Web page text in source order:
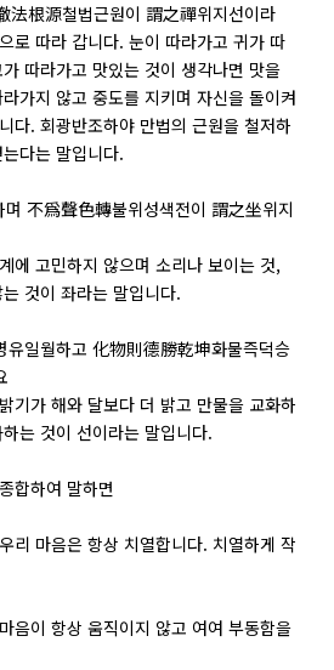
法根源철법근원이 謂之禪위지선이라
로 따라 갑니다. 눈이 따라가고 귀가 따
따라가고 맛있는 것이 생각나면 맛을
가지 않고 중도를 지키며 자신을 돌이켜
다. 회광반조하야 만법의 근원을 철저하
다는 말입니다.
不爲聲色轉불위성색전이 謂之坐위지
에 고민하지 않으며 소리나 보이는 것,
것이 좌라는 말입니다.
일월하고 化物則德勝乾坤화물즉덕승
기가 해와 달보다 더 밝고 만물을 교화하
는 것이 선이라는 말입니다.
합하여 말하면
리 마음은 항상 치열합니다. 치열하게 작
음이 항상 움직이지 않고 여여 부동함을